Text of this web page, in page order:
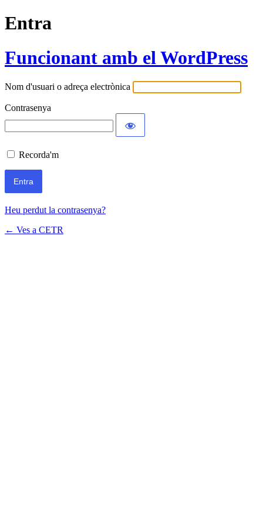
Entra
Funcionant amb el WordPress
Nom d'usuari o adreça electrònica
Contrasenya
Recorda'm
Heu perdut la contrasenya?
← Ves a CETR